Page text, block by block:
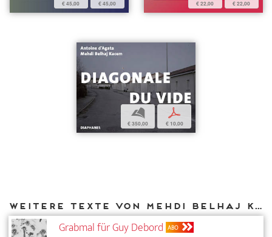
€ 45,00 € 45,00 € 22,00 € 22,00
b
€ 350,00
p
€ 10,00
Weitere Texte von Mehdi Belhaj Kacem bei DIAPHANES
Grabmal für Guy Debord ABO